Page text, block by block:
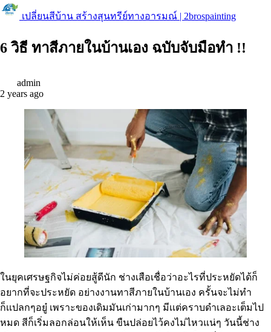
เปลี่ยนสีบ้าน สร้างสุนทรีย์ทางอารมณ์ | 2brospainting
6 วิธี ทาสีภายในบ้านเอง ฉบับจับมือทำ !!
admin
2 years ago
ในยุคเศรษฐกิจไม่ค่อยสู้ดีนัก ช่างเสือเชื่อว่าอะไรที่ประหยัดได้ก็
อยากที่จะประหยัด อย่างงานทาสีภายในบ้านเอง ครั้นจะไม่ทำ
ก็เเปลกๆอยู๋ เพราะของเดิมมันเก่ามากๆ มีเเต่คราบดำเลอะเต็มไป
หมด สีก็เริ่มลอกล่อนให้เห็น ขืนปล่อยไว้คงไม่ไหวแน่ๆ วันนี้ช่าง